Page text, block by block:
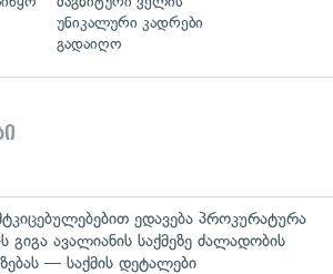
უნიკალური კადრები
გადაიღო
ედავება პროკურატურა
გიგა ავალიანის საქმეზე ძალადობის
— საქმის დეტალები